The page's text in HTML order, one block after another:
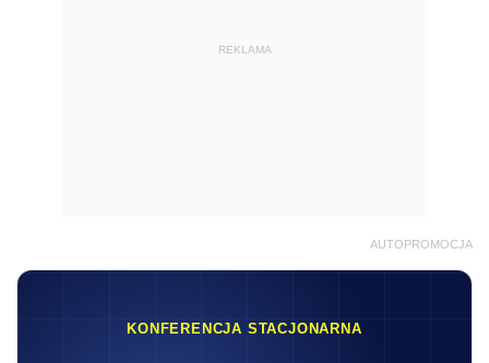
REKLAMA
AUTOPROMOCJA
KONFERENCJA STACJONARNA